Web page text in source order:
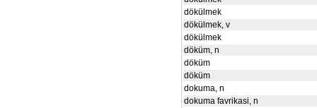
dökülmek
dökülmek, v
dökülmek
döküm, n
döküm
döküm
dokuma, n
dokuma favrikasi, n